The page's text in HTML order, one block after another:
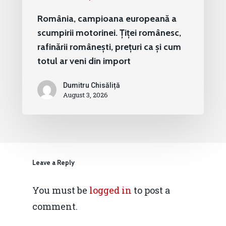
România, campioana europeană a
scumpirii motorinei. Țiței românesc,
rafinării românești, prețuri ca și cum
totul ar veni din import
Dumitru Chisăliță
August 3, 2026
Leave a Reply
You must be logged in to post a
comment.